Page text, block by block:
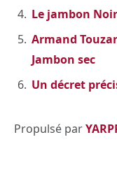
Le jambon
Armand
Jambon sec
Un décret
Propulsé par